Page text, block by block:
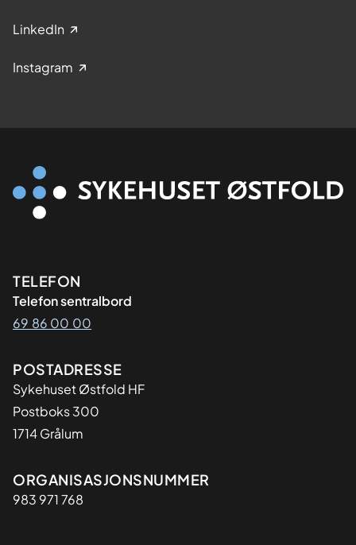
LinkedIn
Instagram
Kontaktinformasjon
TELEFON
Telefon sentralbord
69 86 00 00
Adresse
POSTADRESSE
Sykehuset Østfold HF
Postboks 300
1714 Grålum
Organisasjon
ORGANISASJONSNUMMER
983 971 768